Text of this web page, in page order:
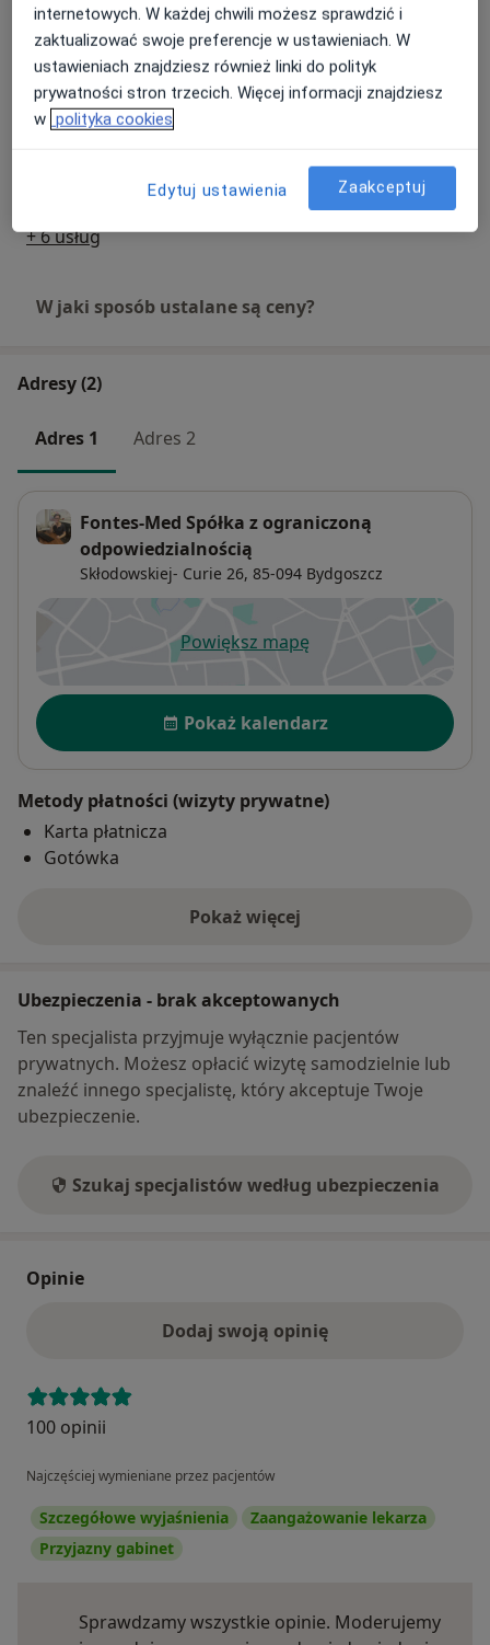
USG / doppler aorty brzusznej i
tętnic biodrowych
300 zł Szczegóły
Umów wizytę
Szczegóły Umów wizytę
+ 6 usług
W jaki sposób ustalane są ceny?
Adresy (2)
Adres 1 Adres 2
Fontes-Med Spółka z ograniczoną
odpowiedzialnością
Skłodowskiej- Curie 26, 85-094 Bydgoszcz
Powiększ mapęotwiera się w nowej karcie
Dostępność
Pokaż kalendarz
Metody płatności (wizyty prywatne)
Karta płatnicza
Gotówka
Pokaż więcej
o adresie
Ubezpieczenia - brak akceptowanych
Ten specjalista przyjmuje wyłącznie pacjentów
prywatnych. Możesz opłacić wizytę samodzielnie lub
znaleźć innego specjalistę, który akceptuje Twoje
ubezpieczenie.
Szukaj specjalistów według ubezpieczenia
Opinie
Dodaj swoją opinię
100 opinii
Najczęściej wymieniane przez pacjentów
Szczegółowe wyjaśnienia
Zaangażowanie lekarza
Przyjazny gabinet
Sprawdzamy wszystkie opinie. Moderujemy
internetowych. W każdej chwili możesz sprawdzić i
zaktualizować swoje preferencje w ustawieniach. W
ustawieniach znajdziesz również linki do polityk
prywatności stron trzecich. Więcej informacji znajdziesz
w polityka cookies
Edytuj ustawienia Zaakceptuj